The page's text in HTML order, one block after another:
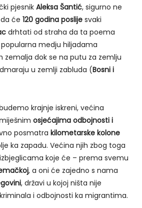
pjesnik Aleksa Šantić, sigurno ne
će 120 godina poslije svaki
drhtati od straha da ta poema
medju hiljadama
zemalja dok se na putu za zemlju
u zemlji zabluda (Bosni i
krajnje iskreni, većina
osjećajima odbojnosti i
posmatra kilometarske kolone
ka zapadu. Većina njih zbog toga
koje će – prema svemu
, a oni će zajedno s nama
, državi u kojoj ništa nije
i odbojnosti ka migrantima.